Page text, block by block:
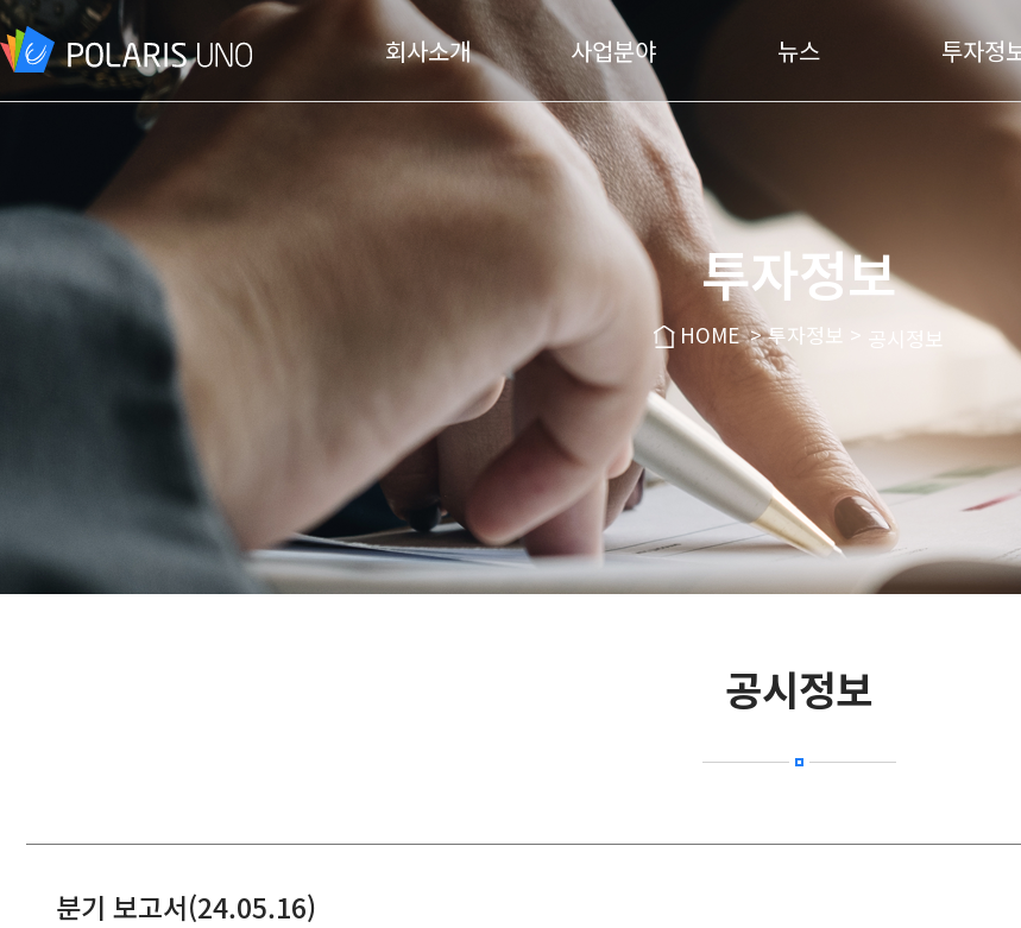
회사소개
CEO 인사말
사업분야
합성사사업
PVC사
브레이드사
고열사
Wig Oil & Glue
화학사업
광학소재
화학 임가공
뉴스 투자정
투자정보
HOME> 투자정보 > 공시정보
공시정보
분기 보고서(24.05.16)